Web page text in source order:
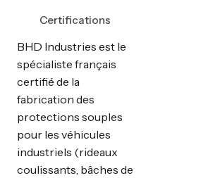
Certifications
BHD Industries est le
spécialiste français
certifié de la
fabrication des
protections souples
pour les véhicules
industriels (rideaux
coulissants, bâches de